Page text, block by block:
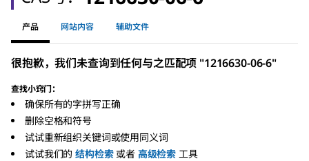
产品 网站内容 辅助文件
很抱歉，我们未查询到任何与之匹配项 "1216630-06-6"
查找小窍门：
确保所有的字拼写正确
删除空格和符号
试试重新组织关键词或使用同义词
试试我们的 结构检索 或者 高级检索 工具